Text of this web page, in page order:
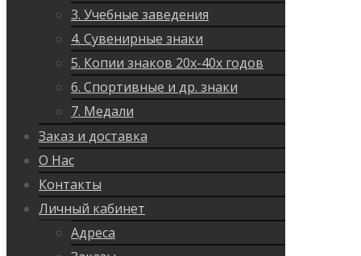
3. Учебные заведения
4. Сувенирные знаки
5. Копии знаков 20х-40х годов
6. Спортивные и др. знаки
7. Медали
Заказ и доставка
О Нас
Контакты
Личный кабинет
Адреса